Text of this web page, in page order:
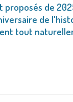
proposés de
de
tout